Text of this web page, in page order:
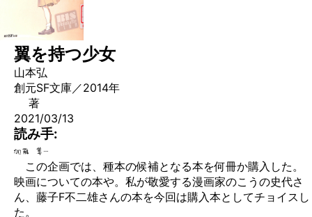
翼を持つ少女
山本弘
創元SF文庫／2014年
著
2021/03/13
読み手:
この企画では、種本の候補となる本を何冊か購入した。
映画についての本や。私が敬愛する漫画家のこうの史代さ
ん、藤子F不二雄さんの本を今回は購入本としてチョイスし
た。